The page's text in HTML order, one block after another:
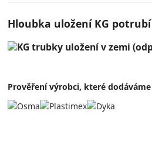
Hloubka uložení KG potrubí
Prověření výrobci, které dodáváme